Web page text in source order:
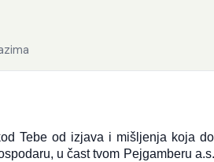
Tebe od izjava i mišljenja koja
u čast tvom Pejgamberu